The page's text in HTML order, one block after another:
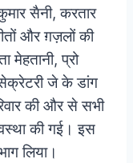
सैनी, करतार
और ग़ज़लों की
मेहतानी, प्रो
जे के डांग
की और से सभी
की गई। इस
लिया।